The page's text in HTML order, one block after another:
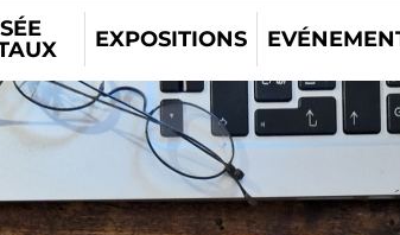
EXPOSITIONS